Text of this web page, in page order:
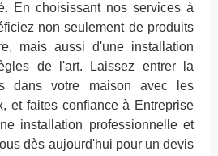
En choisissant nos services à
non seulement de produits
mais aussi d'une installation
de l'art. Laissez entrer la
dans votre maison avec les
et faites confiance à Entreprise
installation professionnelle et
dès aujourd'hui pour un devis